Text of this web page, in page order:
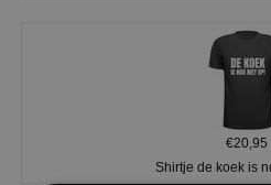
€20,95
Shirtje de koek is